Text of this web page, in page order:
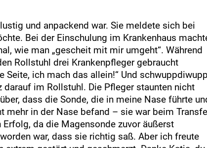
und anpackend war. Sie meldete sich bei
Bei der Einschulung im Krankenhaus
wie man „gescheit mit mir umgeht“. Während
Rollstuhl drei Krankenpfleger gebraucht
Seite, ich mach das allein!“ Und
im Rollstuhl. Die Pfleger staunten nicht
dass die Sonde, die in meine Nase führte
mehr in der Nase befand – sie war beim
da die Magensonde zuvor äußerst
war, dass sie richtig saß. Aber ich freute